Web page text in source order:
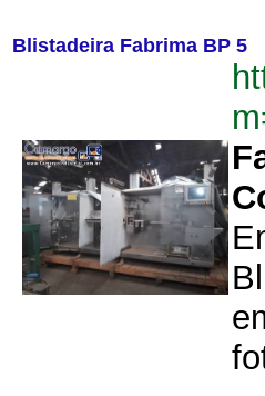
Blistadeira Fabrima BP 5